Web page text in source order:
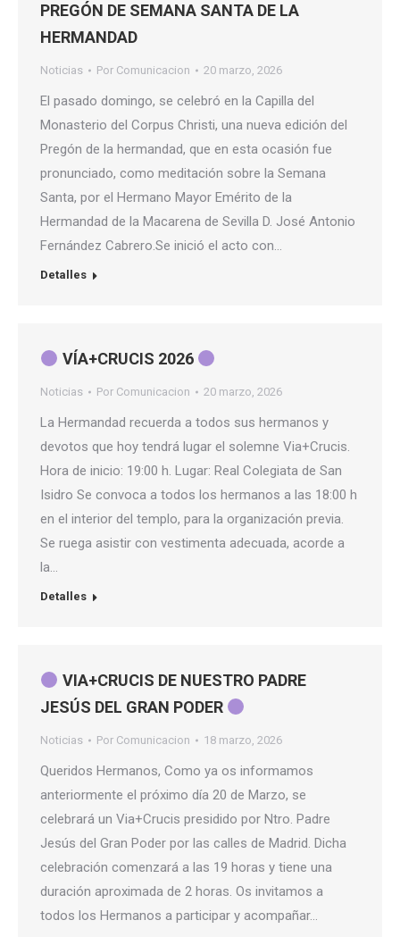
PREGÓN DE SEMANA SANTA DE LA
HERMANDAD
Noticias Por Comunicacion 20 marzo, 2026
El pasado domingo, se celebró en la Capilla del
Monasterio del Corpus Christi, una nueva edición del
Pregón de la hermandad, que en esta ocasión fue
pronunciado, como meditación sobre la Semana
Santa, por el Hermano Mayor Emérito de la
Hermandad de la Macarena de Sevilla D. José Antonio
Fernández Cabrero.Se inició el acto con…
Detalles
VÍA+CRUCIS 2026
Noticias Por Comunicacion 20 marzo, 2026
La Hermandad recuerda a todos sus hermanos y
devotos que hoy tendrá lugar el solemne Via+Crucis.
Hora de inicio: 19:00 h. Lugar: Real Colegiata de San
Isidro Se convoca a todos los hermanos a las 18:00 h
en el interior del templo, para la organización previa.
Se ruega asistir con vestimenta adecuada, acorde a
la…
Detalles
VIA+CRUCIS DE NUESTRO PADRE
JESÚS DEL GRAN PODER
Noticias Por Comunicacion 18 marzo, 2026
Queridos Hermanos, Como ya os informamos
anteriormente el próximo día 20 de Marzo, se
celebrará un Via+Crucis presidido por Ntro. Padre
Jesús del Gran Poder por las calles de Madrid. Dicha
celebración comenzará a las 19 horas y tiene una
duración aproximada de 2 horas. Os invitamos a
todos los Hermanos a participar y acompañar…